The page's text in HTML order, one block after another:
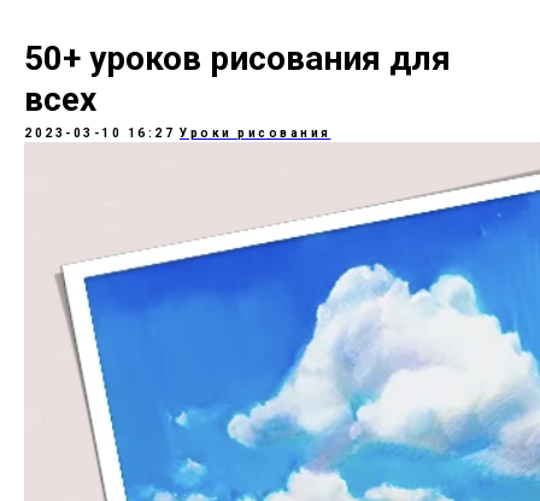
50+ уроков рисования для
всех
2023-03-10 16:27 Уроки рисования